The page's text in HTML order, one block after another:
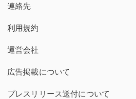
連絡先
利用規約
運営会社
広告掲載について
プレスリリース送付について